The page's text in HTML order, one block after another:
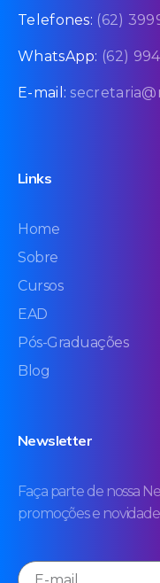
Telefones: (62)
WhatsApp: (62)
E-mail:
Links
Home
Sobre
Cursos
EAD
Pós-Graduações
Blog
Newsletter
Faça parte de nossa
promoções e